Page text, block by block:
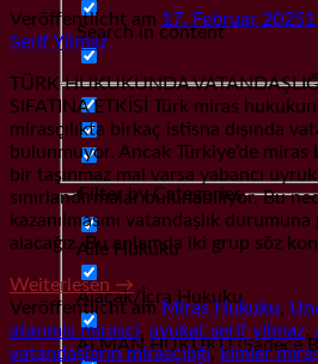
Search in content
Filter by Categories
Aile Hukuku
Alacak/İcra Hukuku
ALMAN HUKUKU (Sadece
Veröffentlicht am 17. Februar 2025
Serif Yilmaz
TÜRK HUKUKUNDA
SIFATINA ETKİSİ Türk miras
mirasçılıkta birkaç istisna dışında
bulunmuyor. Ancak Türkiye’de miras
bir taşınmaz mal varsa yabancı
sınırlandırmalar bulunabiliyor. Bu
kazanılmasını vatandaşlık durumuna
alacağız. Bu anlamda iki grup söz
Weiterlesen →
Veröffentlicht am Miras Hukuku,
atanmis mirasci, avukat serif yilmaz,
vatandaşların mirasçılığı,kimler